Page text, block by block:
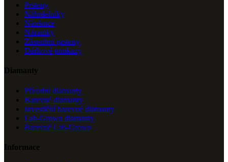
Prsteny
Náhrdelníky
Náušnice
Náramky
Zásnubní prsteny
Dárkové poukazy
Diamanty
Přírodní diamanty
Barevné diamanty
Investiční barevné diamanty
Lab-Grown diamanty
Barevné Lab-Grown
Informace